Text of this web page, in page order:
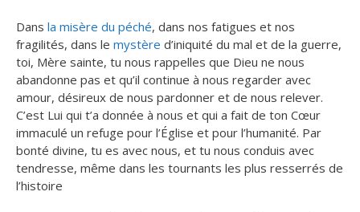
Dans la misère du péché, dans nos fatigues et nos
fragilités, dans le mystère d’iniquité du mal et de la guerre,
toi, Mère sainte, tu nous rappelles que Dieu ne nous
abandonne pas et qu’il continue à nous regarder avec
amour, désireux de nous pardonner et de nous relever.
C’est Lui qui t’a donnée à nous et qui a fait de ton Cœur
immaculé un refuge pour l’Église et pour l’humanité. Par
bonté divine, tu es avec nous, et tu nous conduis avec
tendresse, même dans les tournants les plus resserrés de
l’histoire